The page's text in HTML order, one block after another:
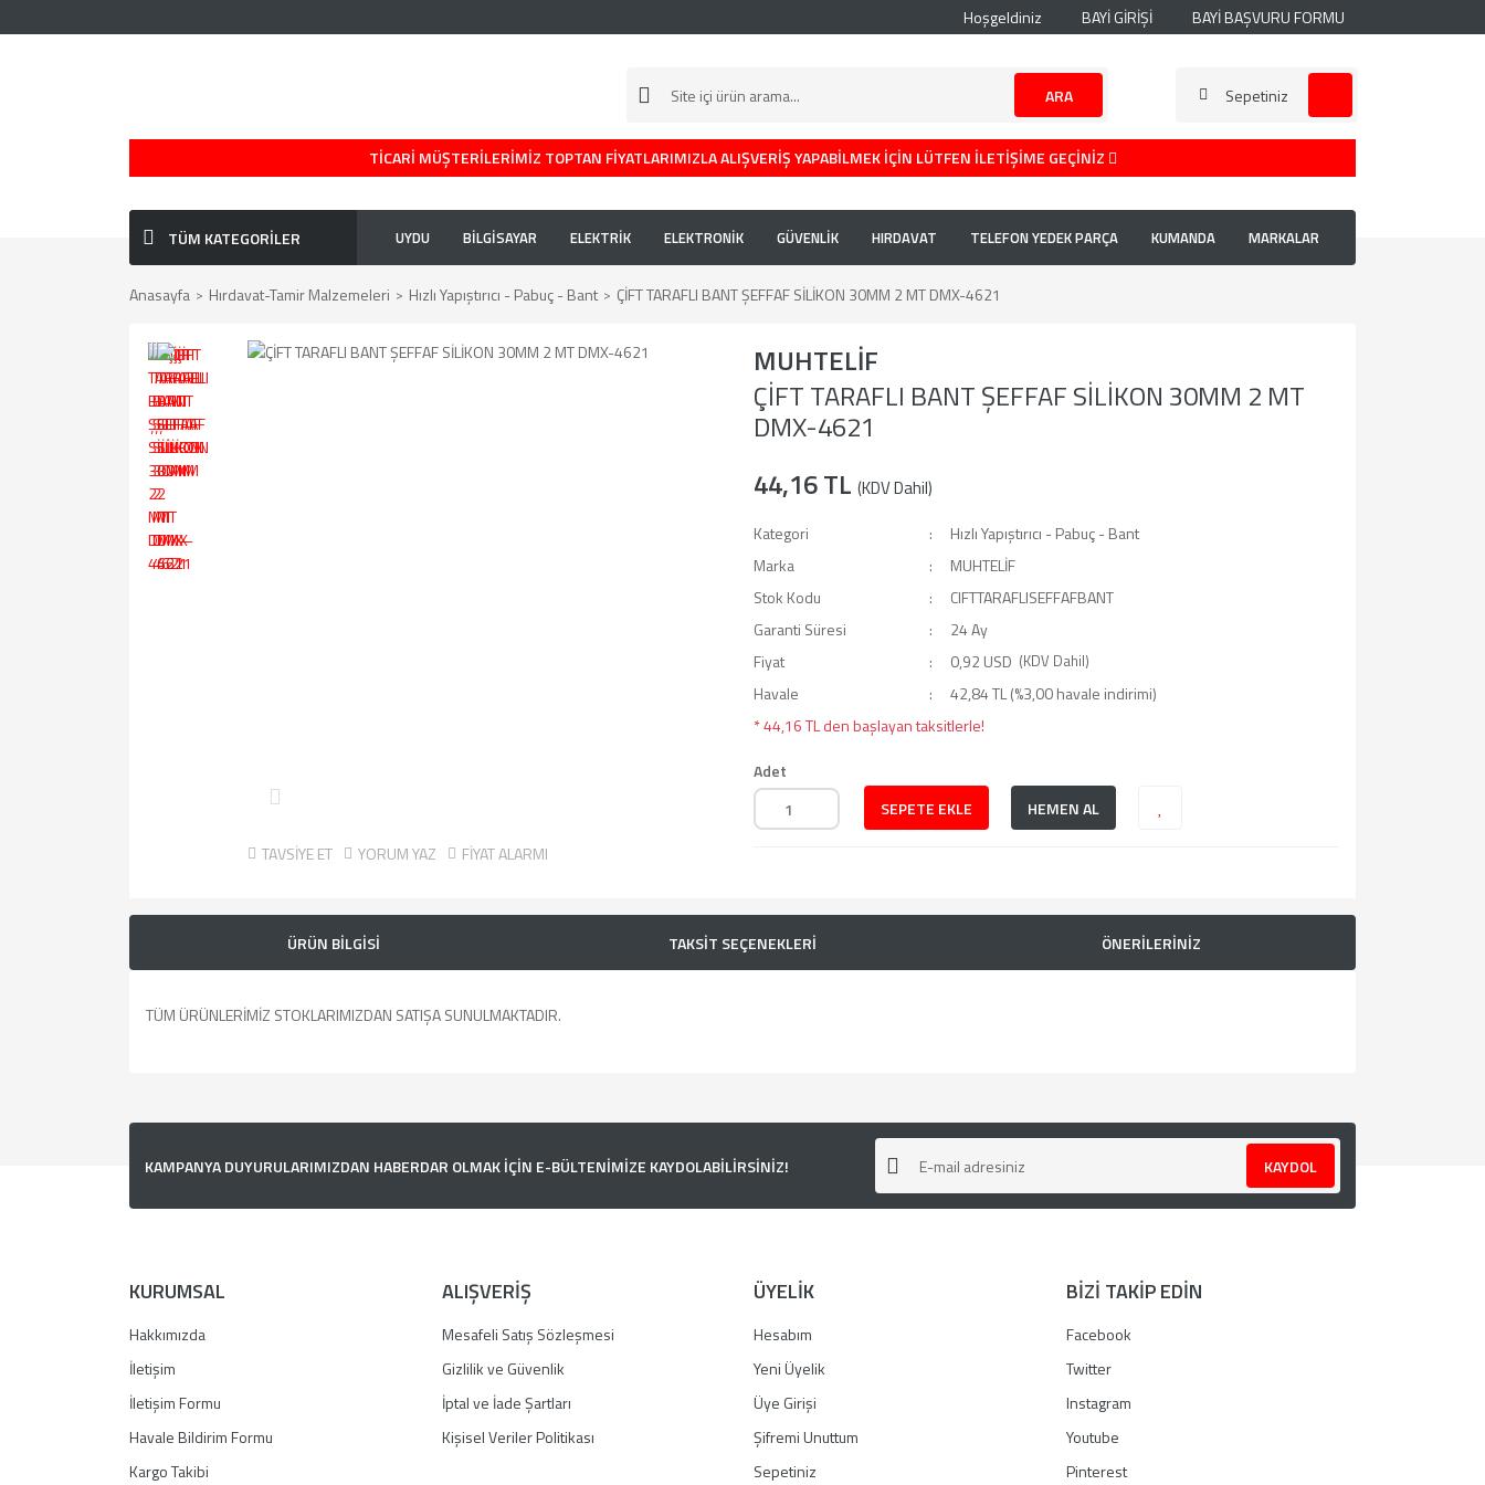
Hoşgeldiniz BAYİ GİRİŞİ BAYİ BAŞVURU FORMU
ARA Sepetiniz
TİCARİ MÜŞTERİLERİMİZ TOPTAN FİYATLARIMIZLA ALIŞVERİŞ YAPABİLMEK İÇİN LÜTFEN İLETİŞİME GEÇİNİZ
TÜM KATEGORİLER UYDU BİLGİSAYAR ELEKTRİK ELEKTRONİK GÜVENLİK HIRDAVAT TELEFON YEDEK PARÇA KUMANDA MARKALAR
Anasayfa Hırdavat-Tamir Malzemeleri Hızlı Yapıştırıcı - Pabuç - Bant ÇİFT TARAFLI BANT ŞEFFAF SİLİKON 30MM 2 MT DMX-4621
TAVSİYE ET YORUM YAZ FİYAT ALARMI
MUHTELİF
ÇİFT TARAFLI BANT ŞEFFAF SİLİKON 30MM 2 MT
DMX-4621
44,16 TL (KDV Dahil)
Kategori
Hızlı Yapıştırıcı - Pabuç - Bant
Marka
MUHTELİF
Stok Kodu
CIFTTARAFLISEFFAFBANT
Garanti Süresi
24 Ay
Fiyat
0,92 USD (KDV Dahil)
Havale
42,84 TL (%3,00 havale indirimi)
* 44,16 TL den başlayan taksitlerle!
Adet
SEPETE EKLE
HEMEN AL
ÜRÜN BİLGİSİ TAKSİT SEÇENEKLERİ ÖNERİLERİNİZ
TÜM ÜRÜNLERİMİZ STOKLARIMIZDAN SATIŞA SUNULMAKTADIR.
Ürün resmi kalitesiz, bozuk veya görüntülenemiyor.
Bu ürüne benzer farklı alternatifler olmalı.
Gönder
KAMPANYA DUYURULARIMIZDAN HABERDAR OLMAK İÇİN E-BÜLTENİMİZE KAYDOLABİLİRSİNİZ! KAYDOL
KURUMSAL
Hakkımızda
İletişim
İletişim Formu
Havale Bildirim Formu
Kargo Takibi
ALIŞVERİŞ
Mesafeli Satış Sözleşmesi
Gizlilik ve Güvenlik
İptal ve İade Şartları
Kişisel Veriler Politikası
ÜYELİK
Hesabım
Yeni Üyelik
Üye Girişi
Şifremi Unuttum
Sepetiniz
BİZİ TAKİP EDİN
Facebook
Twitter
Instagram
Youtube
Pinterest